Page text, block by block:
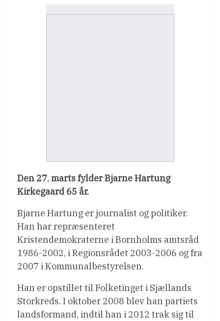
Den 27. marts fylder Bjarne Hartung
Kirkegaard 65 år.
Bjarne Hartung er journalist og politiker.
Han har repræsenteret
Kristendemokraterne i Bornholms amtsråd
1986-2002, i Regionsrådet 2003-2006 og fra
2007 i Kommunalbestyrelsen.
Han er opstillet til Folketinget i Sjællands
Storkreds. I oktober 2008 blev han partiets
landsformand, indtil han i 2012 trak sig til